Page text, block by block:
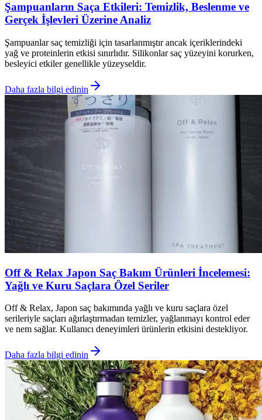
Şampuanların Saça Etkileri: Temizlik, Beslenme ve
Gerçek İşlevleri Üzerine Analiz
Şampuanlar saç temizliği için tasarlanmıştır ancak içeriklerindeki
yağ ve proteinlerin etkisi sınırlıdır. Silikonlar saç yüzeyini korurken,
besleyici etkiler genellikle yüzeyseldir.
Daha fazla bilgi edinin
Off & Relax Japon Saç Bakım Ürünleri İncelemesi:
Yağlı ve Kuru Saçlara Özel Seriler
Off & Relax, Japon saç bakımında yağlı ve kuru saçlara özel
serileriyle saçları ağırlaştırmadan temizler, yağlanmayı kontrol eder
ve nem sağlar. Kullanıcı deneyimleri ürünlerin etkisini destekliyor.
Daha fazla bilgi edinin